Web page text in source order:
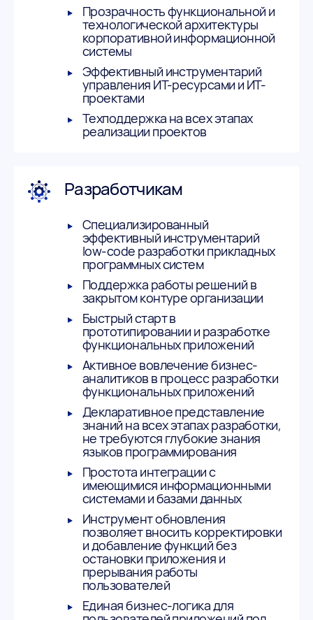
Прозрачность функциональной и
технологической архитектуры
корпоративной информационной
системы
Эффективный инструментарий
управления ИТ-ресурсами и ИТ-
проектами
Техподдержка на всех этапах
реализации проектов
Разработчикам
Специализированный
эффективный инструментарий
low-code разработки прикладных
программных систем
Поддержка работы решений в
закрытом контуре организации
Быстрый старт в
прототипировании и разработке
функциональных приложений
Активное вовлечение бизнес-
аналитиков в процесс разработки
функциональных приложений
Декларативное представление
знаний на всех этапах разработки,
не требуются глубокие знания
языков программирования
Простота интеграции с
имеющимися информационными
системами и базами данных
Инструмент обновления
позволяет вносить корректировки
и добавление функций без
остановки приложения и
прерывания работы
пользователей
Единая бизнес-логика для